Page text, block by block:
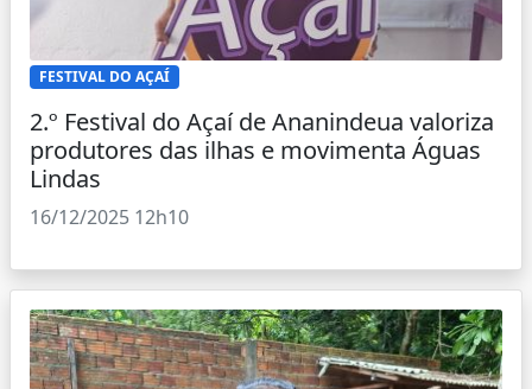
FESTIVAL DO AÇAÍ
2.º Festival do Açaí de Ananindeua valoriza
produtores das ilhas e movimenta Águas
Lindas
16/12/2025 12h10